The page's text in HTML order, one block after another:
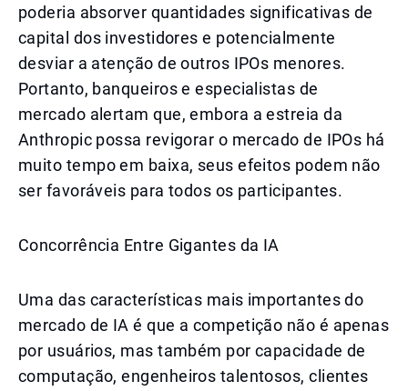
poderia absorver quantidades significativas de
capital dos investidores e potencialmente
desviar a atenção de outros IPOs menores.
Portanto, banqueiros e especialistas de
mercado alertam que, embora a estreia da
Anthropic possa revigorar o mercado de IPOs há
muito tempo em baixa, seus efeitos podem não
ser favoráveis para todos os participantes.
Concorrência Entre Gigantes da IA
Uma das características mais importantes do
mercado de IA é que a competição não é apenas
por usuários, mas também por capacidade de
computação, engenheiros talentosos, clientes